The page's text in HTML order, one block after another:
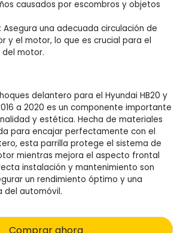
causados por escombros y objetos
una adecuada circulación de
y el motor, lo que es crucial para el
motor.
delantero para el Hyundai HB20 y
a 2020 es un componente importante
y estética. Hecha de materiales
para encajar perfectamente con el
esta parrilla protege el sistema de
mientras mejora el aspecto frontal
instalación y mantenimiento son
un rendimiento óptimo y una
del automóvil.
Comprar ahora